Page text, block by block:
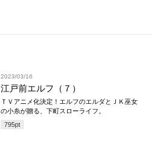
2023/03/16
江戸前エルフ（７）
ＴＶアニメ化決定！エルフのエルダとＪＫ巫女
の小糸が贈る、下町スローライフ。
795pt